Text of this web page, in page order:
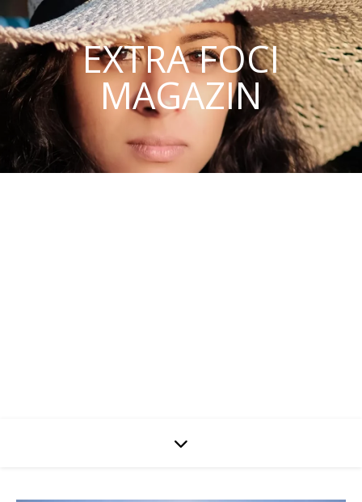
EXTRA FOCI
MAGAZIN